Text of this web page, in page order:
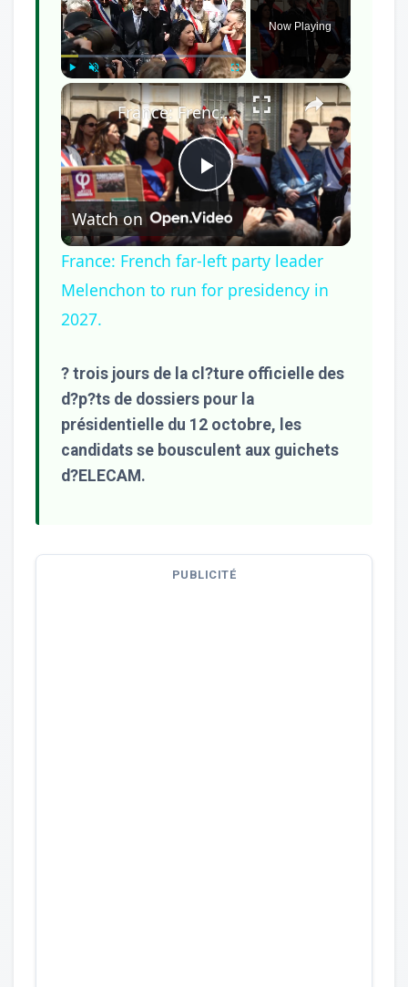
Play Unmute Fullscreen
Now Playing
×
Play
Video
France: French far-left party leader Melenchon to run for presidency in 2027.
Watch on
France: French far-left party leader
Melenchon to run for presidency in
2027.
? trois jours de la cl?ture officielle des
d?p?ts de dossiers pour la
présidentielle du 12 octobre, les
candidats se bousculent aux guichets
d?ELECAM.
PUBLICITÉ